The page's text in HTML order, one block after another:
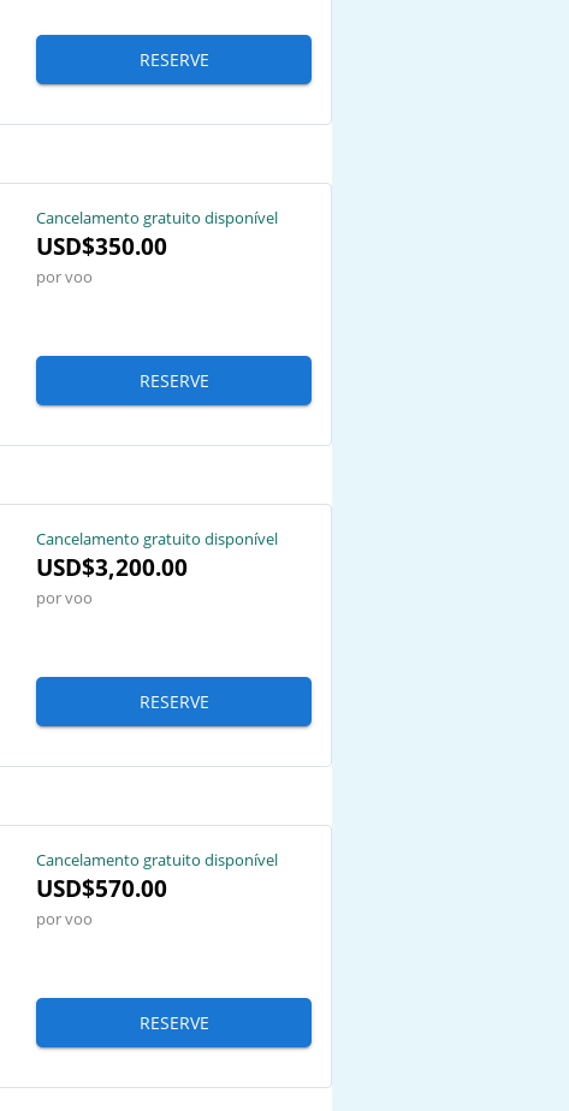
RESERVE
Cancelamento gratuito disponível
USD$350.00
por voo
RESERVE
Cancelamento gratuito disponível
USD$3,200.00
por voo
RESERVE
Cancelamento gratuito disponível
USD$570.00
por voo
RESERVE